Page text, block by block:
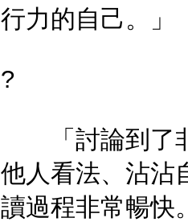
行力的自己。」
?
「討論到了非
他人看法、沾沾
讀過程非常暢快